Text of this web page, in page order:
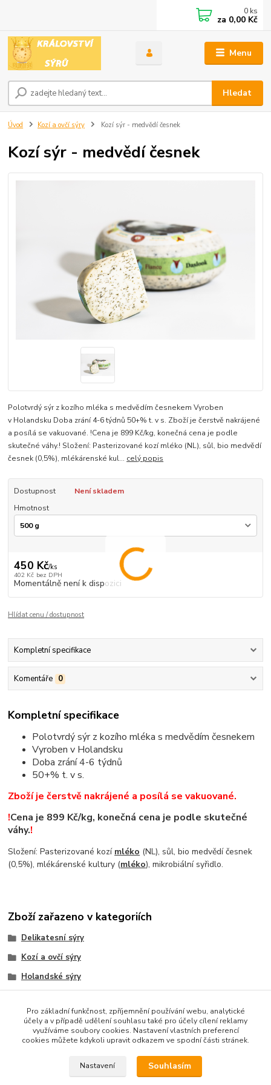
Menu
Hledat
0 ks
za 0,00 Kč
Úvod Kozí a ovčí sýry Kozí sýr - medvědí česnek
Kozí sýr - medvědí česnek
Polotvrdý sýr z kozího mléka s medvědím česnekem Vyroben
v Holandsku Doba zrání 4-6 týdnů 50+% t. v s. Zboží je čerstvě nakrájené
a posílá se vakuované. !Cena je 899 Kč/kg, konečná cena je podle
skutečné váhy.! Složení: Pasterizované kozí mléko (NL), sůl, bio medvědí
česnek (0,5%), mlékárenské kul... celý popis
Dostupnost
Není skladem
Hmotnost
450 Kč/ks
402 Kč bez DPH
Momentálně není k dispozici
Hlídat cenu / dostupnost
Kompletní specifikace
Komentáře 0
Kompletní specifikace
Polotvrdý sýr z kozího mléka s medvědím česnekem
Vyroben v Holandsku
Doba zrání 4-6 týdnů
50+% t. v s.
Zboží je čerstvě nakrájené a posílá se vakuované.
!Cena je 899 Kč/kg, konečná cena je podle skutečné
váhy.!
Složení: Pasterizované kozí mléko (NL), sůl, bio medvědí česnek
(0,5%), mlékárenské kultury (mléko), mikrobiální syřidlo.
Zboží zařazeno v kategoriích
Delikatesní sýry
Kozí a ovčí sýry
Holandské sýry
kupujícímu účtenku. Zároveň je povinen zaevidovat přijatou tržbu
u správce daně online; v případě technického výpadku pak
Pro základní funkčnost, zpříjemnění používání webu, analytické
účely a v případě udělení souhlasu také pro účely cílení reklamy
využíváme soubory cookies. Nastavení vlastních preferencí
cookies můžete kdykoli upravit odkazem ve spodní části stránek.
Nastavení Souhlasím